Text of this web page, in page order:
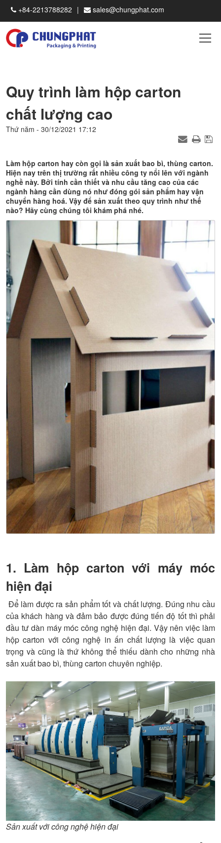
+84-2213788282 sales@chungphat.com
Quy trình làm hộp carton
chất lượng cao
Thứ năm - 30/12/2021 17:12
Làm hộp carton hay còn gọi là sản xuất bao bì, thùng carton.
Hiện nay trên thị trường rất nhiều công ty nổi lên với ngành
nghề này. Bởi tính cần thiết và nhu cầu tăng cao của các
ngành hàng cần dùng nó như đóng gói sản phẩm hay vận
chuyển hàng hoá. Vậy để sản xuất theo quy trình như thế
nào? Hãy cùng chúng tôi khám phá nhé.
1. Làm hộp carton với máy móc
hiện đại
Để làm được ra sản phẩm tốt và chất lượng. Đúng nhu cầu
của khách hàng và đảm bảo được đúng tiến độ tốt thì phải
đầu tư dàn máy móc công nghệ hiện đại. Vậy nên việc làm
hộp carton với công nghệ in ấn chất lượng là việc quan
trọng và cũng là thứ không thể thiếu dành cho những nhà
sản xuất bao bì, thùng carton chuyên nghiệp.
Sản xuất với công nghệ hiện đại